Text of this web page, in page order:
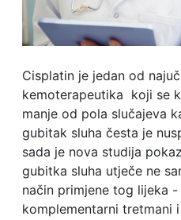
Cisplatin je jedan od
kemoterapeutika koji se
manje od pola slučajeva
gubitak sluha česta je
sada je nova studija
gubitka sluha utječe ne
način primjene tog lijeka
komplementarni tretmani